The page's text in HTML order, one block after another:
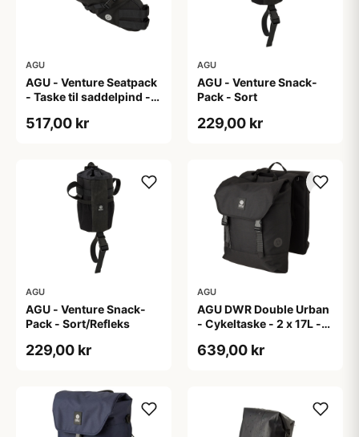
AGU
AGU - Venture Seatpack
- Taske til saddelpind -
517,00 kr
AGU
AGU - Venture Snack-
Pack - Sort
229,00 kr
AGU
AGU - Venture Snack-
Pack - Sort/Refleks
229,00 kr
AGU
AGU DWR Double Urban
- Cykeltaske - 2 x 17L -
639,00 kr